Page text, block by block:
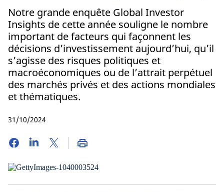
Notre grande enquête Global Investor
Insights de cette année souligne le nombre
important de facteurs qui façonnent les
décisions d’investissement aujourd’hui, qu’il
s’agisse des risques politiques et
macroéconomiques ou de l’attrait perpétuel
des marchés privés et des actions mondiales
et thématiques.
31/10/2024